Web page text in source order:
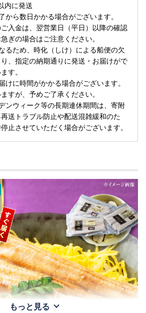
内に発送
から数日かかる場合がございます。
入金は、翌営業日（平日）以降の確認
ぎの場合はご注意ください。
るため、時化（しけ）による船便の欠
、指定の納期通りに発送・お届けがで
す。
けに時間がかかる場合がございます。
すが、予めご了承ください。
ンウィーク等の長期連休期間は、寄附
送トラブル防止や配送混雑緩和のた
止させていただく場合がございます。
もっと見る